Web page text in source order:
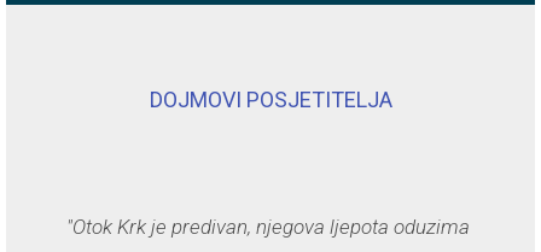
DOJMOVI POSJETITELJA
"Otok Krk je predivan, njegova ljepota oduzima